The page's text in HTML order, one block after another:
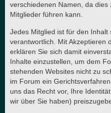
verschiedenen Namen, da
Mitglieder führen kann.
Jedes Mitglied ist für den Inhalt
verantwortlich. Mit Akzeptieren
erklären Sie sich damit
Inhalte einzustellen, um dem
stehenden Websites nicht zu
im Forum ein
uns das Recht vor, Ihre
wir über Sie haben)